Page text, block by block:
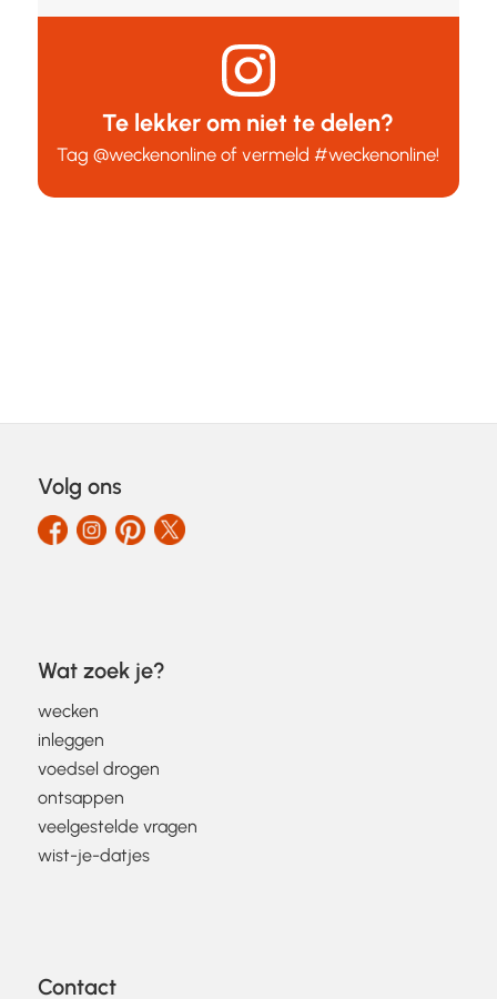
Te lekker om niet te delen?
Tag@weckenonline of vermeld#weckenonline!
Volg ons
Wat zoek je?
wecken
inleggen
voedsel drogen
ontsappen
veelgestelde vragen
wist-je-datjes
Contact